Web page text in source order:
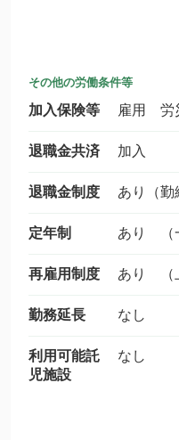
その他の労働条件等
加入保険等 雇用
退職金共済 加入
退職金制度 あり（
定年制 あり （
再雇用制度 あり （
勤務延長 なし
利用可能託
児施設
なし